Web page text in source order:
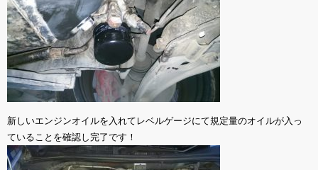
新しいエンジンオイルを入れてレベルゲージにて規定量のオイルが入っ
ていることを確認し完了です！